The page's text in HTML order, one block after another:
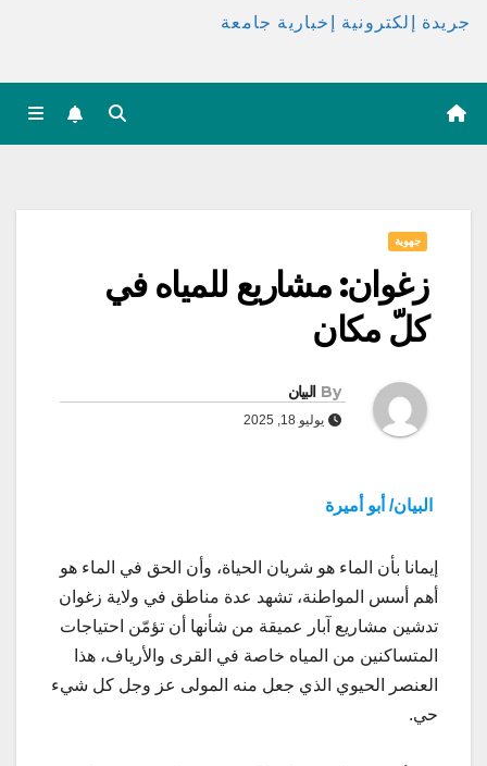
جريدة إلكترونية إخبارية جامعة
جهوية
زغوان: مشاريع للمياه في
كلّ مكان
By البيان
يوليو 18, 2025
البيان/ أبو أميرة
إيمانا بأن الماء هو شريان الحياة، وأن الحق في الماء هو
أهم أسس المواطنة، تشهد عدة مناطق في ولاية زغوان
تدشين مشاريع آبار عميقة من شأنها أن تؤمّن احتياجات
المتساكنين من المياه خاصة في القرى والأرياف، هذا
العنصر الحيوي الذي جعل منه المولى عز وجل كل شيء
حي.